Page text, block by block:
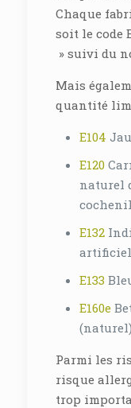
Chaque
soit le code
» suivi du
Mais
quantité
E104
E120
naturel
E132
E133
E160e
Parmi les
risque
trop